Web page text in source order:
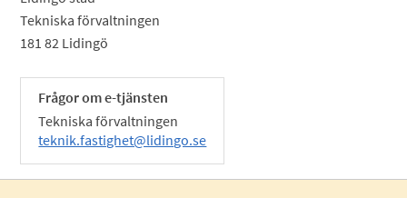
Tekniska förvaltningen
181 82 Lidingö
Frågor om e-tjänsten
Tekniska förvaltningen
teknik.fastighet@lidingo.se